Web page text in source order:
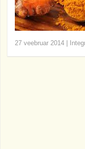
27 veebruar 2014